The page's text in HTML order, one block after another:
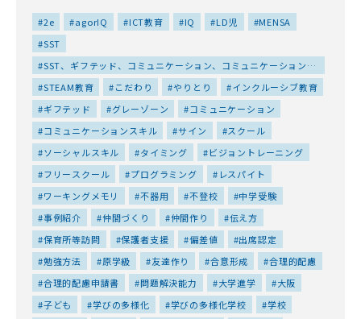
2e agorIQ ICT教育 IQ LD児
MENSA
SST
SST、ギフテッド、コミュニケーション、コミュニケーションス
キル、ソーシャルスキル、仲間づくり、友達作り、対人スキル、
居場所、特性、集団、集団プログラム、高IQ
STEAM教育 こだわり やりとり
インクルーシブ教育
ギフテッド
グレーゾーン
コミュニケーション
コミュニケーションスキル
サイン
スクール
ソーシャルスキル
タイミング
ビジョントレーニング
フリースクール
プログラミング
レスパイト
ワーキングメモリ
不器用 不登校
中学受験
事例紹介
仲間づくり 仲間作り
伝え方
保育所等訪問
保護者支援 偏差値
出席認定
勉強方法
原学級 友達作り 合意形成
合理的配慮
合理的配慮申請書
問題解決能力 大学進学
大阪
子ども
学びの多様化 学びの多様化学校
学校